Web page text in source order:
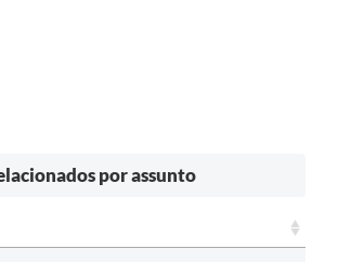
por assunto